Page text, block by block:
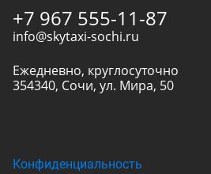
+7 967 555-11-87
info@skytaxi-sochi.ru
Ежедневно, круглосуточно
354340, Сочи, ул. Мира, 50
Конфиденциальность